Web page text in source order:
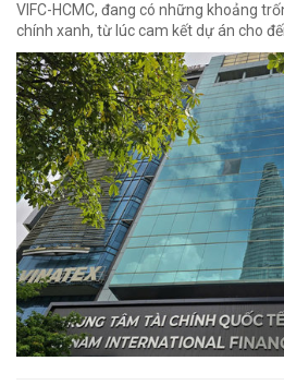
VIFC-HCMC, đang có những khoảng
chính xanh, từ lúc cam kết dự án cho